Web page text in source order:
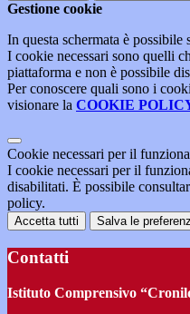
Gestione cookie
In questa schermata è
I cookie necessari sono quelli
piattaforma e non è possibile
Per conoscere quali sono i
visionare la COOKIE
Cookie necessari per il
I cookie necessari per il
disabilitati. È possibile
policy.
Accetta tutti Salva le
Contatti
Istituto Comprensivo